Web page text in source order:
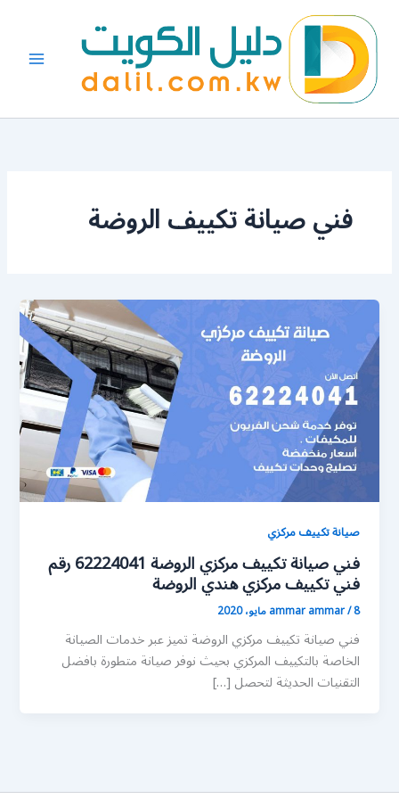
المحتوى
فني صيانة تكييف الروضة
صيانة تكييف مركزي
فني صيانة تكييف مركزي الروضة 62224041 رقم
فني تكييف مركزي هندي الروضة
ammar ammar/8 مايو، 2020
فني صيانة تكييف مركزي الروضة تميز عبر خدمات الصيانة
الخاصة بالتكييف المركزي بحيث نوفر صيانة متطورة بافضل
التقنيات الحديثة لتحصل […]